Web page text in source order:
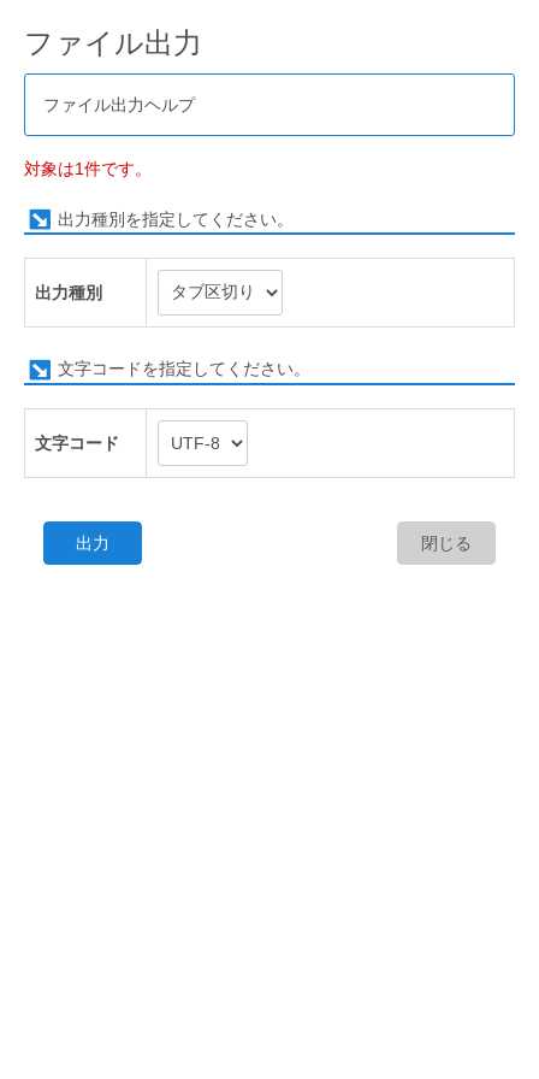
ファイル出力
ファイル出力ヘルプ
対象は1件です。
出力種別を指定してください。
出力種別
文字コードを指定してください。
文字コード